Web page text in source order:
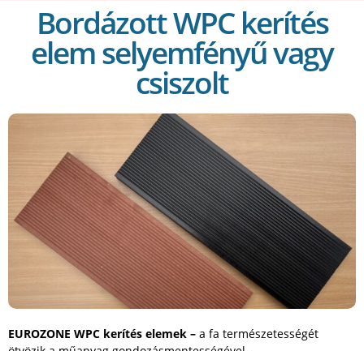
Bordázott WPC kerítés
elem selyemfényű vagy
csiszolt
EUROZONE WPC kerítés elemek – a fa természetességét